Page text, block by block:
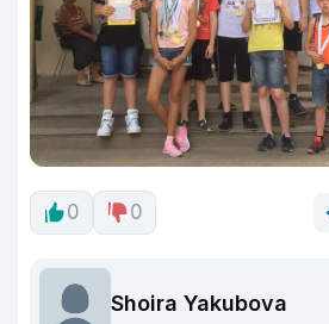
0 0
Shoira Yakubova